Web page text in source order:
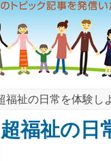
福祉の日常を体験し
福祉の日